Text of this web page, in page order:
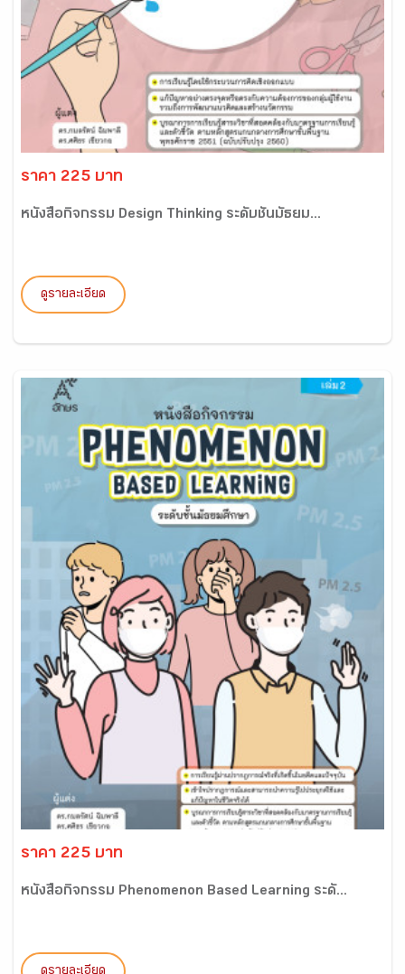
ราคา 225 บาท
หนังสือกิจกรรม Design Thinking ระดับชั้นมัธยม...
ดูรายละเอียด
ราคา 225 บาท
หนังสือกิจกรรม Phenomenon Based Learning ระดั...